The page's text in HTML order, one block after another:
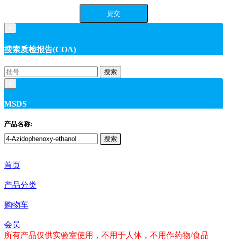
搜索质检报告(COA)
搜索
MSDS
产品名称:
搜索
首页
产品分类
购物车
会员
所有产品仅供实验室使用，不用于人体，不用作药物/食品